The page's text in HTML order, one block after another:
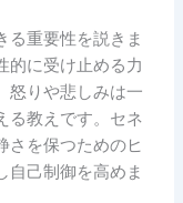
る重要性を説きま
的に受け止める力
怒りや悲しみは一
る教えです。セネ
さを保つためのヒ
自己制御を高めま